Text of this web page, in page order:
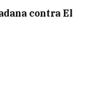
contra El